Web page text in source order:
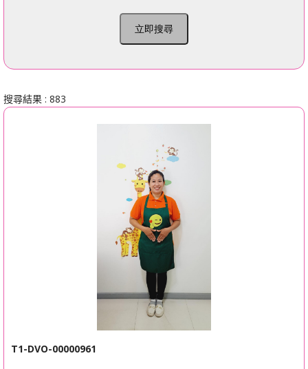
立即搜尋
搜尋結果 : 883
T1-DVO-00000961